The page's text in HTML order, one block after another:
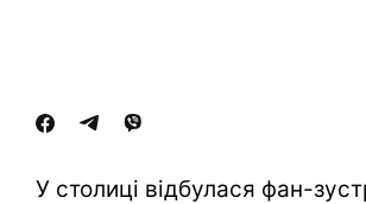
У столиці відбулася фан-